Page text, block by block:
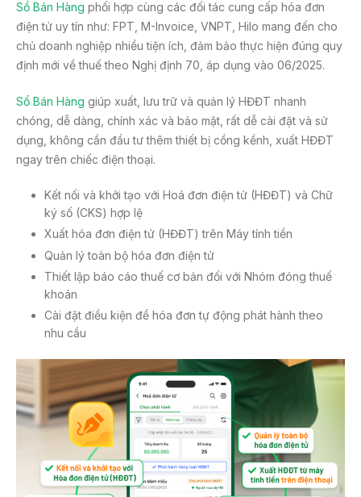
Sổ Bán Hàng phối hợp cùng các đối tác cung cấp hóa đơn
điện tử uy tín như: FPT, M-Invoice, VNPT, Hilo mang đến cho
chủ doanh nghiệp nhiều tiện ích, đảm bảo thực hiện đúng quy
định mới về thuế theo Nghị định 70, áp dụng vào 06/2025.
Sổ Bán Hàng giúp xuất, lưu trữ và quản lý HĐĐT nhanh
chóng, dễ dàng, chính xác và bảo mật, rất dễ cài đặt và sử
dụng, không cần đầu tư thêm thiết bị cồng kềnh, xuất HĐĐT
ngay trên chiếc điện thoại.
Kết nối và khởi tạo với Hoá đơn điện tử (HĐĐT) và Chữ
ký số (CKS) hợp lệ
Xuất hóa đơn điện tử (HĐĐT) trên Máy tính tiền
Quản lý toàn bộ hóa đơn điện tử
Thiết lập báo cáo thuế cơ bản đối với Nhóm đóng thuế
khoán
Cài đặt điều kiện để hóa đơn tự động phát hành theo
nhu cầu